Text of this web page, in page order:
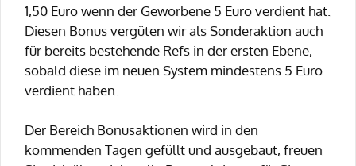
1,50 Euro wenn der Geworbene 5 Euro verdient hat.
Diesen Bonus vergüten wir als Sonderaktion auch
für bereits bestehende Refs in der ersten Ebene,
sobald diese im neuen System mindestens 5 Euro
verdient haben.
Der Bereich Bonusaktionen wird in den
kommenden Tagen gefüllt und ausgebaut, freuen